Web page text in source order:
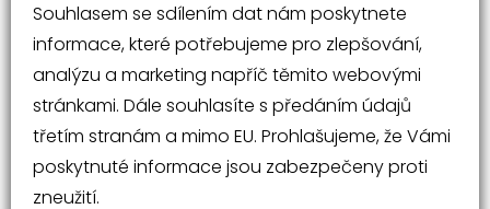
zavazadlového prostoru EASY-PACK
Elektricky nastavitelná zadní sedadla
Elektricky nastavitelné sedadlo řidiče s
paměťovou funkcí
Elektricky nastavitelné sedadlo
spolujezdce s paměťovou funkcí
FUEL TANK SYSTEM FOR EU6D-NORM
SUV
Nabídka vozů
Rádce při nákupu
Souhlasem se sdílením dat nám poskytnete
informace, které potřebujeme pro zlepšování,
analýzu a marketing napříč těmito webovými
stránkami. Dále souhlasíte s předáním údajů
třetím stranám a mimo EU. Prohlašujeme, že Vámi
poskytnuté informace jsou zabezpečeny proti
zneužití.